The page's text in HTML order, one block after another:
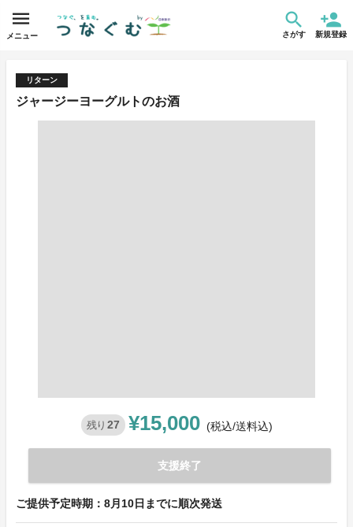
メニュー さがす 新規登録
リターン
ジャージーヨーグルトのお酒
残り 27 ¥15,000 (税込/送料込)
支援終了
ご提供予定時期：8月10日までに順次発送